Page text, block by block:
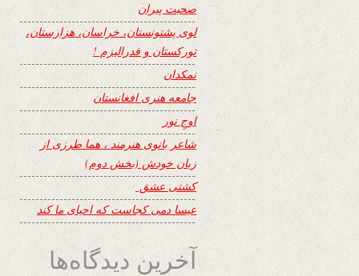
صحبت پیران
لوی پشتونستان، خراسان، هزارستان،
تورکستان و فدرالیزم !
نمکدان
جامعه هنری افغانستان
اوجِ نور
شاعر بانوی هنرمند ، هما طرزی از
زبان خودش (بخش دوم)
کشتی عشق
عیسا دمی کجاست که احیای ما کند
آخرین دیدگاه‌ها